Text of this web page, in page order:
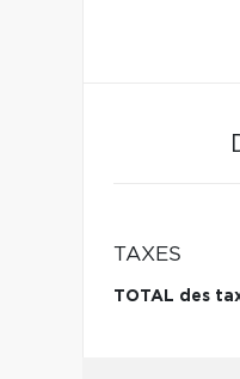
TAXES
TOTAL des